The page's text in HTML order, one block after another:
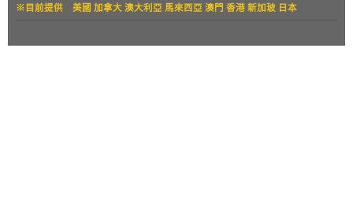
※目前提供 美國 加拿大 澳大利亞 馬來西亞 澳門 香港 新加玻 日本